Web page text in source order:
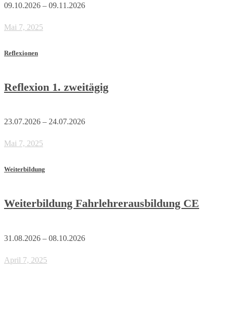
09.10.2026 – 09.11.2026
Mai 7, 2025
Reflexionen
Reflexion 1. zweitägig
23.07.2026 – 24.07.2026
Mai 7, 2025
Weiterbildung
Weiterbildung Fahrlehrerausbildung CE
31.08.2026 – 08.10.2026
April 7, 2025